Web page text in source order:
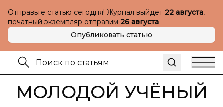
Отправьте статью сегодня! Журнал выйдет 22 августа,
печатный экземпляр отправим 26 августа
Опубликовать статью
МОЛОДОЙ УЧЁНЫЙ